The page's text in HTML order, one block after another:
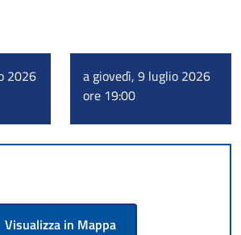
2026
a giovedì, 9 luglio 2026
ore 19:00
Visualizza in Mappa